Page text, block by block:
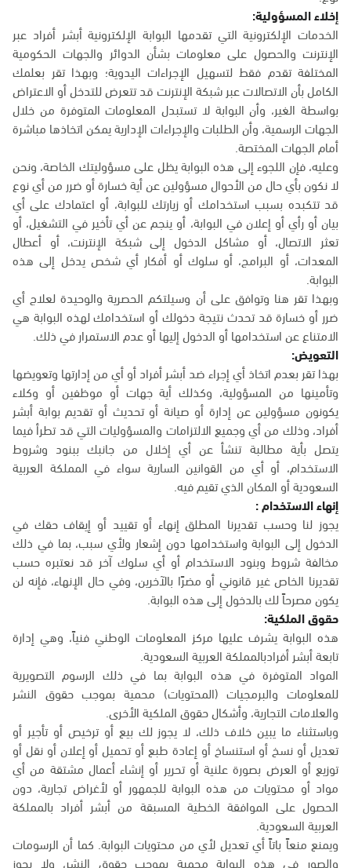
إخلاء المسؤولية:
الخدمات الإلكترونية التي تقدمها البوابة الإلكترونية أبشر أفراد عبر
الإنترنت والحصول على معلومات بشأن الدوائر والجهات الحكومية
المختلفة تقدم فقط لتسهيل الإجراءات اليدوية؛ وبهذا تقر بعلمك
الكامل بأن الاتصالات عبر شبكة الإنترنت قد تتعرض للتدخل أو الاعتراض
بواسطة الغير، وأن البوابة لا تستبدل المعلومات المتوفرة من خلال
الجهات الرسمية، وأن الطلبات والإجراءات الإدارية يمكن اتخاذها مباشرة
أمام الجهات المختصة.
وعليه، فإن اللجوء إلى هذه البوابة يظل على مسؤوليتك الخاصة، ونحن
لا نكون بأي حال من الأحوال مسؤولين عن أية خسارة أو ضرر من أي نوع
قد تتكبده بسبب استخدامك أو زيارتك للبوابة، أو اعتمادك على أي
بيان أو رأي أو إعلان في البوابة، أو ينجم عن أي تأخير في التشغيل، أو
تعثر الاتصال، أو مشاكل الدخول إلى شبكة الإنترنت، أو أعطال
المعدات، أو البرامج، أو سلوك أو أفكار أي شخص يدخل إلى هذه
البوابة.
وبهذا تقر هنا وتوافق على أن وسيلتكم الحصرية والوحيدة لعلاج أي
ضرر أو خسارة قد تحدث نتيجة دخولك أو استخدامك لهذه البوابة هي
الامتناع عن استخدامها أو الدخول إليها أو عدم الاستمرار في ذلك.
التعويض:
بهذا تقر بعدم اتخاذ أي إجراء ضد أبشر أفراد أو أي من إدارتها وتعويضها
وتأمينها من المسؤولية، وكذلك أية جهات أو موظفين أو وكلاء
يكونون مسؤولين عن إدارة أو صيانة أو تحديث أو تقديم بوابة أبشر
أفراد، وذلك من أي وجميع الالتزامات والمسؤوليات التي قد تطرأ فيما
يتصل بأية مطالبة تنشأ عن أي إخلال من جانبك ببنود وشروط
الاستخدام، أو أي من القوانين السارية سواء في المملكة العربية
السعودية أو المكان الذي تقيم فيه.
إنهاء الاستخدام :
يجوز لنا وحسب تقديرنا المطلق إنهاء أو تقييد أو إيقاف حقك في
الدخول إلى البوابة واستخدامها دون إشعار ولأي سبب، بما في ذلك
مخالفة شروط وبنود الاستخدام أو أي سلوك آخر قد نعتبره حسب
تقديرنا الخاص غير قانوني أو مضرًا بالآخرين، وفي حال الإنهاء، فإنه لن
يكون مصرحاً لك بالدخول إلى هذه البوابة.
حقوق الملكية:
هذه البوابة يشرف عليها مركز المعلومات الوطني فنياً، وهي إدارة
تابعة أبشر أفرادبالمملكة العربية السعودية.
المواد المتوفرة في هذه البوابة بما في ذلك الرسوم التصويرية
للمعلومات والبرمجيات (المحتويات) محمية بموجب حقوق النشر
والعلامات التجارية، وأشكال حقوق الملكية الأخرى.
وباستثناء ما يبين خلاف ذلك، لا يجوز لك بيع أو ترخيص أو تأجير أو
تعديل أو نسخ أو استنساخ أو إعادة طبع أو تحميل أو إعلان أو نقل أو
توزيع أو العرض بصورة علنية أو تحرير أو إنشاء أعمال مشتقة من أي
مواد أو محتويات من هذه البوابة للجمهور أو لأغراض تجارية، دون
الحصول على الموافقة الخطية المسبقة من أبشر أفراد بالمملكة
العربية السعودية.
ويمنع منعاً باتاً أي تعديل لأي من محتويات البوابة. كما أن الرسومات
والصور في هذه البوابة محمية بموجب حقوق النشر، ولا يجوز